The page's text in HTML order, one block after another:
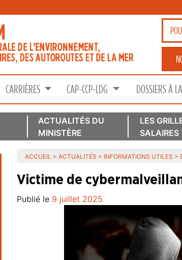
CARRIÈRES CAP-CCP-LDG DOSSIERS À
ACTUALITÉS DU
MINISTÈRE
LES
SALAIRES
ACCUEIL > ACTUALITÉS > INFORMATIONS UTILES >
Victime de
Publié le 9 juillet 2025